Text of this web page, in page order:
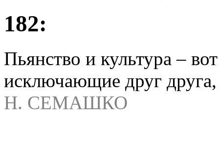
182:
Пьянство и культура –
исключающие друг друга,
Н. СЕМАШКО